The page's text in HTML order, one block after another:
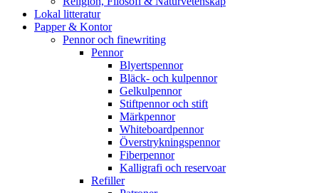
Lokal litteratur
Papper & Kontor
Pennor och finewriting
Pennor
Blyertspennor
Bläck- och kulpennor
Gelkulpennor
Stiftpennor och stift
Märkpennor
Whiteboardpennor
Överstrykningspennor
Fiberpennor
Kalligrafi och reservoar
Refiller